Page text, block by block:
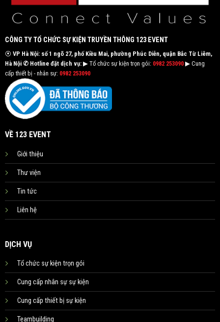
CÔNG TY TỔ CHỨC SỰ KIỆN TRUYỀN THÔNG 123 EVENT
⦿ VP Hà Nội: số 1 ngõ 27, phố Kiều Mai, phường Phúc Diễn, quận Bắc Từ Liêm,
Hà Nội ✆ Hotline đặt dịch vụ:▶ Tổ chức sự kiện trọn gói: 0982 253090▶ Cung
cấp thiết bị - nhân sự: 0982 253090
VỀ 123 EVENT
Giới thiệu
Thư viện
Tin tức
Liên hệ
DỊCH VỤ
Tổ chức sự kiện trọn gói
Cung cấp nhân sự sự kiện
Cung cấp thiết bị sự kiện
Teambuilding